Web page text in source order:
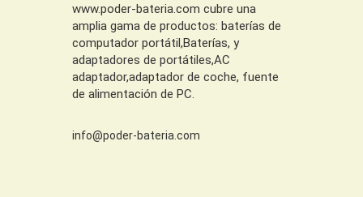
www.poder-bateria.com cubre una
amplia gama de productos: baterías de
computador portátil,Baterías, y
adaptadores de portátiles,AC
adaptador,adaptador de coche, fuente
de alimentación de PC.
info@poder-bateria.com